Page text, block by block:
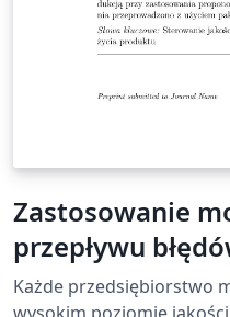
Zastosowanie
przepływu błędów w
jakością
Każde przedsiębiorstwo